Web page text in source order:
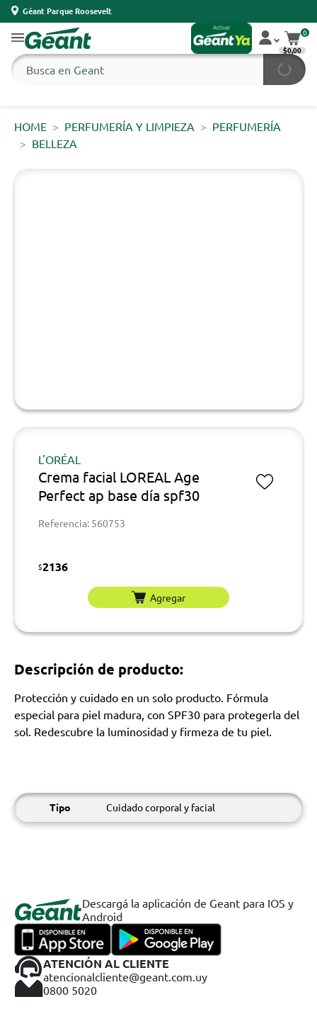
Géant Parque Roosevelt
0
$0,00
HOME PERFUMERÍA Y LIMPIEZA
PERFUMERÍA
BELLEZA
L'ORÉAL
Crema facial LOREAL Age
Perfect ap base día spf30
Referencia: 560753
$2136
Agregar
Descripción de producto:
Protección y cuidado en un solo producto. Fórmula
especial para piel madura, con SPF30 para protegerla del
sol. Redescubre la luminosidad y firmeza de tu piel.
Tipo Cuidado corporal y facial
Descargá la aplicación de Geant para IOS y
Android
ATENCIÓN AL CLIENTE
atencionalcliente@geant.com.uy
0800 5020